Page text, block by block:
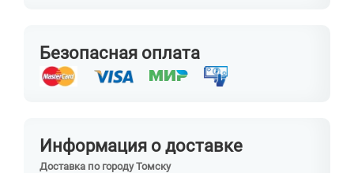
Безопасная оплата
Информация о доставке
Доставка по городу Томску